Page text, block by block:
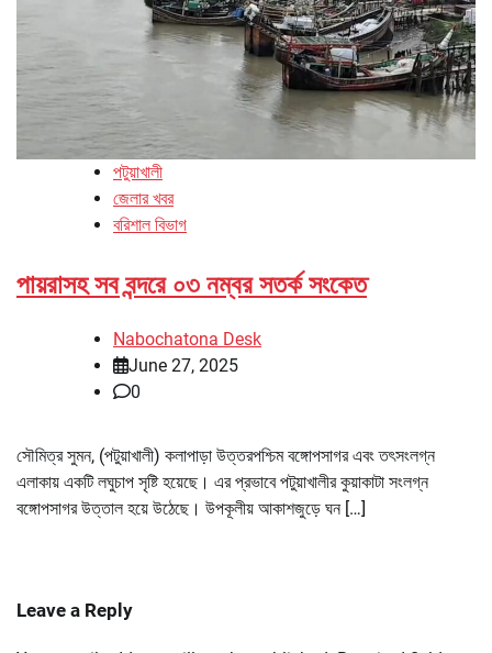
পটুয়াখালী
জেলার খবর
বরিশাল বিভাগ
পায়রাসহ সব বন্দরে ০৩ নম্বর সতর্ক সংকেত
Nabochatona Desk
June 27, 2025
0
সৌমিত্র সুমন, (পটুয়াখালী) কলাপাড়া উত্তরপশ্চিম বঙ্গোপসাগর এবং তৎসংলগ্ন
এলাকায় একটি লঘুচাপ সৃষ্টি হয়েছে। এর প্রভাবে পটুয়াখালীর কুয়াকাটা সংলগ্ন
বঙ্গোপসাগর উত্তাল হয়ে উঠেছে। উপকূলীয় আকাশজুড়ে ঘন […]
Leave a Reply